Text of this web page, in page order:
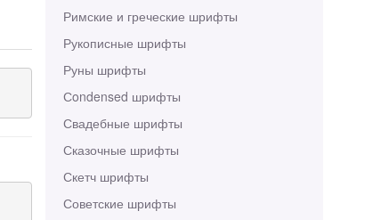
Римские и греческие шрифты
Рукописные шрифты
Руны шрифты
Сondensed шрифты
Свадебные шрифты
Сказочные шрифты
Скетч шрифты
Советские шрифты